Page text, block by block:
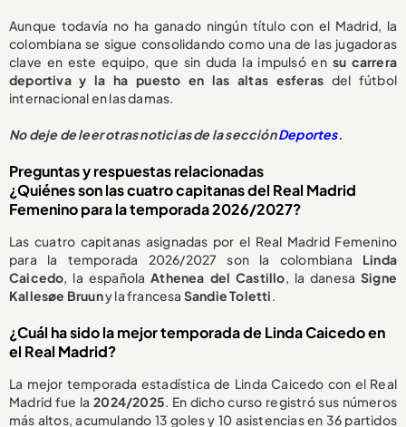
Aunque todavía no ha ganado ningún título con el Madrid, la
colombiana se sigue consolidando como una de las jugadoras
clave en este equipo, que sin duda la impulsó en su carrera
deportiva y la ha puesto en las altas esferas del fútbol
internacional en las damas.
No deje de leer otras noticias de la secciónDeportes.
Preguntas y respuestas relacionadas
¿Quiénes son las cuatro capitanas del Real Madrid
Femenino para la temporada 2026/2027?
Las cuatro capitanas asignadas por el Real Madrid Femenino
para la temporada 2026/2027 son la colombiana Linda
Caicedo, la españolaAthenea del Castillo, la danesa Signe
Kallesøe Bruuny la francesa Sandie Toletti.
¿Cuál ha sido la mejor temporada de Linda Caicedo en
el Real Madrid?
La mejor temporada estadística de Linda Caicedo con el Real
Madrid fue la2024/2025. En dicho curso registró sus números
más altos, acumulando 13 goles y 10 asistencias en 36 partidos